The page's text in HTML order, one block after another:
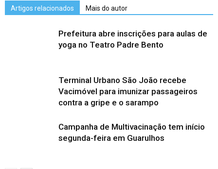
Artigos relacionados Mais do autor
Prefeitura abre inscrições para aulas de
yoga no Teatro Padre Bento
Terminal Urbano São João recebe
Vacimóvel para imunizar passageiros
contra a gripe e o sarampo
Campanha de Multivacinação tem início
segunda-feira em Guarulhos